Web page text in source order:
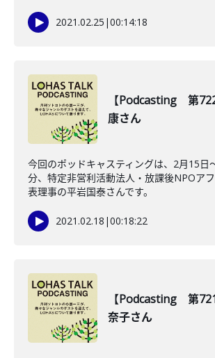
2021.02.25 |00:14:18
【Podcasting 第
康さん
今回のポッドキャスティングは、2月15日
分、特定非営利活動法人・放課後NPOア
表理事の平岩国泰さんです。
2021.02.18 |00:18:22
【Podcasting 第
奈子さん